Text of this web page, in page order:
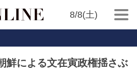
8/8(土)
鮮による文在寅政権揺さぶ